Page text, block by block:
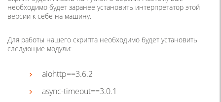
необходимо будет заранее установить интерпретатор этой
версии к себе на машину.
Для работы нашего скрипта необходимо будет установить
следующие модули:
aiohttp==3.6.2
async-timeout==3.0.1